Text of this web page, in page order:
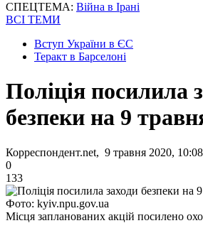
СПЕЦТЕМА: Війна в Ірані
ВСІ ТЕМИ
Вступ України в ЄС
Теракт в Барселоні
Поліція посилила
безпеки на 9
Корреспондент.net, 9 травня 2020, 10:08
0
133
Фото: kyiv.npu.gov.ua
Місця запланованих акцій посилено